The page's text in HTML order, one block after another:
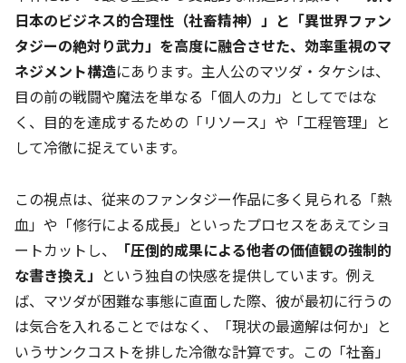
日本のビジネス的合理性（社畜精神）」と「異世界ファン
タジーの絶対り武力」を高度に融合させた、効率重視のマ
ネジメント構造にあります。主人公のマツダ・タケシは、
目の前の戦闘や魔法を単なる「個人の力」としてではな
く、目的を達成するための「リソース」や「工程管理」と
して冷徹に捉えています。
この視点は、従来のファンタジー作品に多く見られる「熱
血」や「修行による成長」といったプロセスをあえてショ
ートカットし、
「圧倒的成果による他者の価値観の強制的
な書き換え」 という独自の快感を提供しています。例え
ば、マツダが困難な事態に直面した際、彼が最初に行うの
は気合を入れることではなく、「現状の最適解は何か」と
いうサンクコストを排した冷徹な計算です。この「社畜」